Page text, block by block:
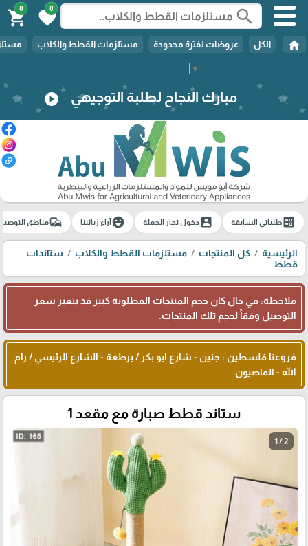
▼
search
0
favorite
0
shopping_cart
home الكل عروضات لفترة محدودة مستلزمات القطط والكلاب
مبارك النجاح لطلبة التوجيهي play_circle
ballotطلباتي السابقة account_boxدخول تجار الجملة emoji_emotionsآراء زبائننا commuteمناطق
الرئيسية كل المنتجات مستلزمات القطط والكلاب
ستاندات
قطط
ملاحظة: في حال كان حجم المنتجات المطلوبة كبير قد يتغير سعر
التوصيل وفقاً لحجم تلك المنتجات.
فروعنا فلسطين : جنين - شارع ابو بكر / برطعة - الشارع الرئيسي / رام
الله - الماصيون
ستاند قطط صبارة مع مقعد 1
1 / 2